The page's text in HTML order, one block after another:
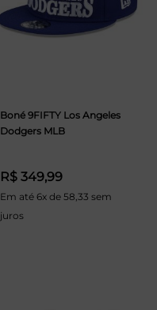
Boné 9FIFTY Los Angeles
Dodgers MLB
R$ 349,99
Em até 6x de 58,33 sem
juros